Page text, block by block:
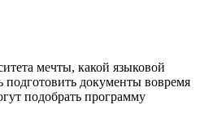
мечты, какой языковой
подготовить документы вовремя
подобрать программу